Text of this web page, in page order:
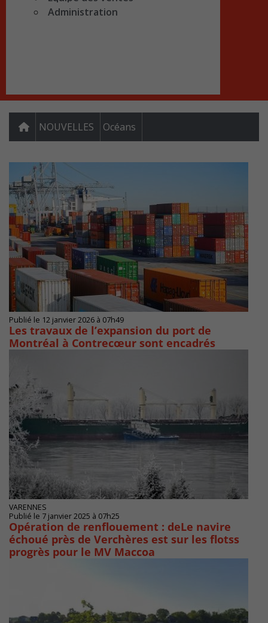
Administration
NOUVELLES Océans
Publié le 12 janvier 2026 à 07h49
Les travaux de l’expansion du port de
Montréal à Contrecœur sont encadrés
VARENNES
Publié le 7 janvier 2025 à 07h25
Opération de renflouement : deLe navire
échoué près de Verchères est sur les flotss
progrès pour le MV Maccoa